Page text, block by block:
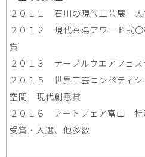
２０１１ 石川の現代工芸展 大
２０１２ 現代茶湯アワード弐
賞
２０１３ テーブルウエアフェ
２０１５ 世界工芸コンペティ
空間 現代創意賞
２０１６ アートフェア富山 特
受賞・入選、他多数